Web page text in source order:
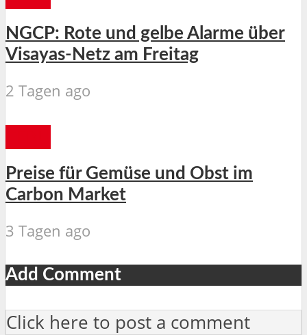
NGCP: Rote und gelbe Alarme über
Visayas-Netz am Freitag
2 Tagen ago
Preise für Gemüse und Obst im
Carbon Market
3 Tagen ago
Add Comment
Click here to post a comment